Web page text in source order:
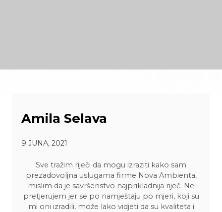
Amila Selava
9 JUNA, 2021
Sve tražim riječi da mogu izraziti kako sam
prezadovoljna uslugama firme Nova Ambienta,
mislim da je savršenstvo najprikladnija riječ. Ne
pretjerujem jer se po namještaju po mjeri, koji su
mi oni izradili, može lako vidjeti da su kvaliteta i